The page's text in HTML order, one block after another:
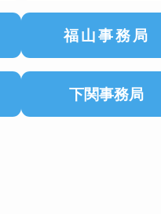
福山事務局
下関事務局